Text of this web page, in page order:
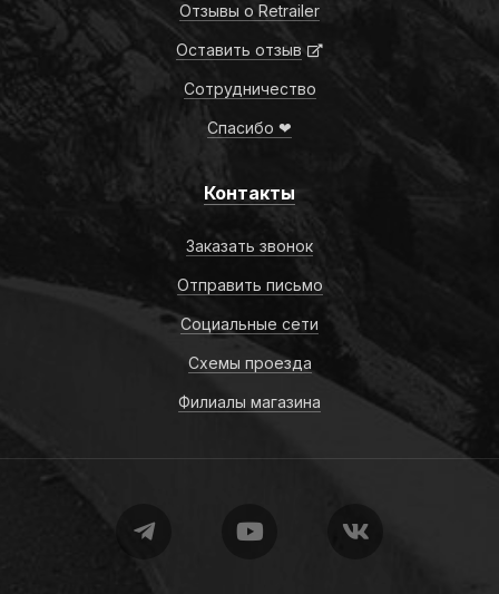
Отзывы о Retrailer
Оставить отзыв
Сотрудничество
Спасибо ❤
Контакты
Заказать звонок
Отправить письмо
Социальные сети
Схемы проезда
Филиалы магазина